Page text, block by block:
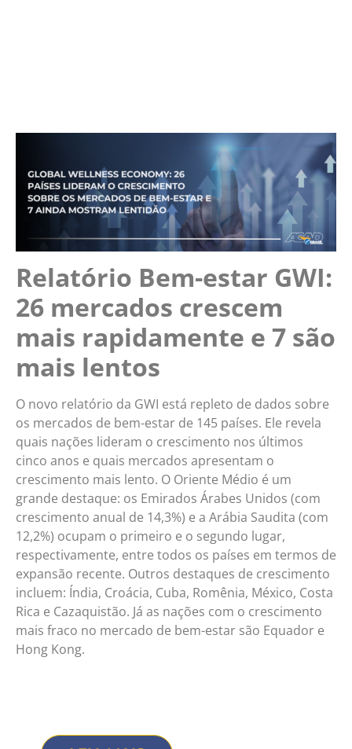
Relatório Bem-estar GWI:
26 mercados crescem
mais rapidamente e 7 são
mais lentos
O novo relatório da GWI está repleto de dados sobre
os mercados de bem-estar de 145 países. Ele revela
quais nações lideram o crescimento nos últimos
cinco anos e quais mercados apresentam o
crescimento mais lento. O Oriente Médio é um
grande destaque: os Emirados Árabes Unidos (com
crescimento anual de 14,3%) e a Arábia Saudita (com
12,2%) ocupam o primeiro e o segundo lugar,
respectivamente, entre todos os países em termos de
expansão recente. Outros destaques de crescimento
incluem: Índia, Croácia, Cuba, Romênia, México, Costa
Rica e Cazaquistão. Já as nações com o crescimento
mais fraco no mercado de bem-estar são Equador e
Hong Kong.